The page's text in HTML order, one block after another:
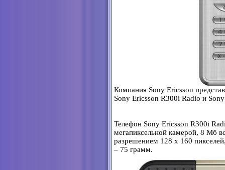
Компания Sony Ericsson
Sony Ericsson R300i Radio и
Телефон Sony Ericsson R300i
мегапиксельной камерой, 8 Мб
разрешением 128 х 160
– 75 грамм.